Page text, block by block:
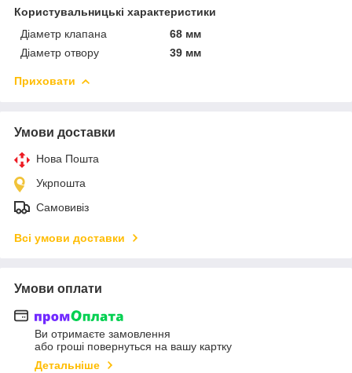
Користувальницькі характеристики
Діаметр клапана
68 мм
Діаметр отвору
39 мм
Приховати
Умови доставки
Нова Пошта
Укрпошта
Самовивіз
Всі умови доставки
Умови оплати
Ви отримаєте замовлення
або гроші повернуться на вашу картку
Детальніше